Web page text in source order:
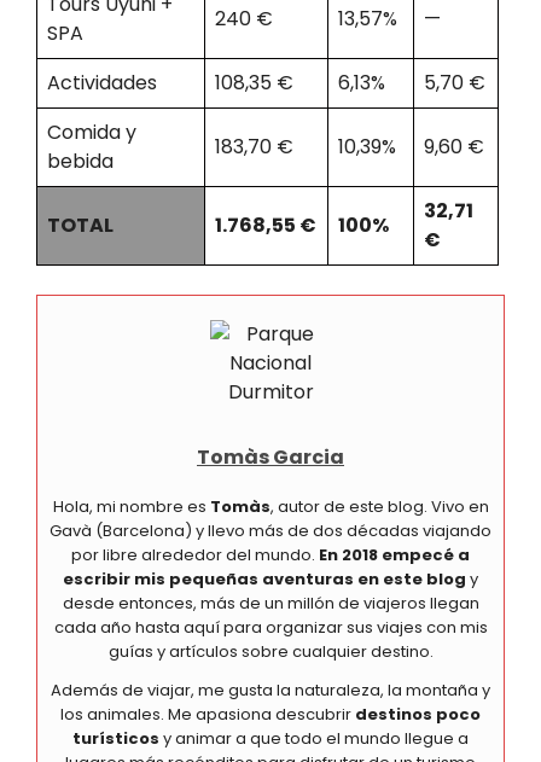
SPA
240 € 13,57% —
Actividades 108,35 € 6,13%
5,70 €
Comida y
bebida
183,70 € 10,39% 9,60 €
TOTAL 1.768,55 € 100%
32,71
€
Tomàs Garcia
Hola, mi nombre es Tomàs, autor de este blog. Vivo en
Gavà (Barcelona) y llevo más de dos décadas viajando
por libre alrededor del mundo. En 2018 empecé a
escribir mis pequeñas aventuras en este blog y
desde entonces, más de un millón de viajeros llegan
cada año hasta aquí para organizar sus viajes con mis
guías y artículos sobre cualquier destino.
Además de viajar, me gusta la naturaleza, la montaña y
los animales. Me apasiona descubrir destinos poco
turísticos y animar a que todo el mundo llegue a